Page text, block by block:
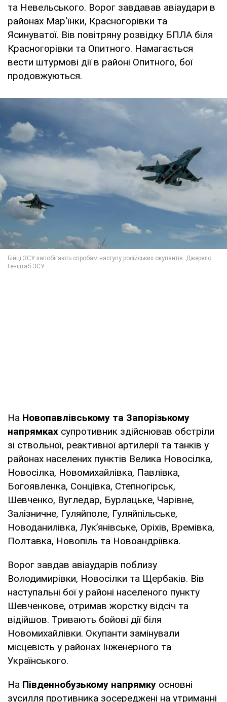
та Невельського. Ворог завдавав авіаудари в
районах Мар'їнки, Красногорівки та
Ясинуватої. Вів повітряну розвідку БПЛА біля
Красногорівки та Опитного. Намагається
вести штурмові дії в районі Опитного, бої
продовжуються.
На Новопавлівському та Запорізькому
напрямках супротивник здійснював обстріли
зі ствольної, реактивної артилерії та танків у
районах населених пунктів Велика Новосілка,
Новосілка, Новомихайлівка, Павлівка,
Богоявленка, Сонцівка, Степногірськ,
Шевченко, Вугледар, Бурлацьке, Чарівне,
Залізничне, Гуляйполе, Гуляйпільське,
Новоданилівка, Лукʼянівське, Оріхів, Времівка,
Полтавка, Новопіль та Новоандріївка.
Ворог завдав авіаударів поблизу
Володимирівки, Новосілки та Щербаків. Вів
наступальні бої у районі населеного пункту
Шевченкове, отримав жорстку відсіч та
відійшов. Тривають бойові дії біля
Новомихайлівки. Окупанти замінували
місцевість у районах Інженерного та
Українського.
На Південнобузькому напрямку основні
зусилля противника зосереджені на утриманні